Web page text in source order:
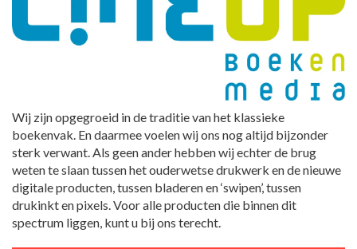
Wij zijn opgegroeid in de traditie van het klassieke
boekenvak. En daarmee voelen wij ons nog altijd bijzonder
sterk verwant. Als geen ander hebben wij echter de brug
weten te slaan tussen het ouderwetse drukwerk en de nieuwe
digitale producten, tussen bladeren en ‘swipen’, tussen
drukinkt en pixels. Voor alle producten die binnen dit
spectrum liggen, kunt u bij ons terecht.